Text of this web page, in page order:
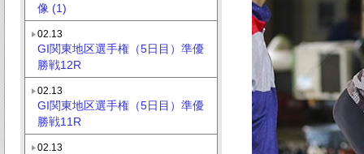
像 (1)
02.13
GI関東地区選手権（5日目）準優
勝戦12R
02.13
GI関東地区選手権（5日目）準優
勝戦11R
02.13